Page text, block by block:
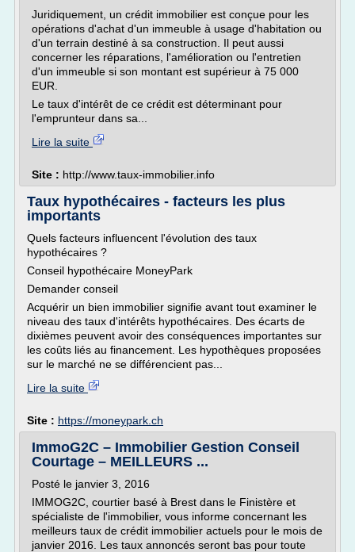
Juridiquement, un crédit immobilier est conçue pour les
opérations d'achat d'un immeuble à usage d'habitation ou
d'un terrain destiné à sa construction. Il peut aussi
concerner les réparations, l'amélioration ou l'entretien
d'un immeuble si son montant est supérieur à 75 000
EUR.
Le taux d'intérêt de ce crédit est déterminant pour
l'emprunteur dans sa...
Lire la suite
Site : http://www.taux-immobilier.info
Taux hypothécaires - facteurs les plus
importants
Quels facteurs influencent l'évolution des taux
hypothécaires ?
Conseil hypothécaire MoneyPark
Demander conseil
Acquérir un bien immobilier signifie avant tout examiner le
niveau des taux d'intérêts hypothécaires. Des écarts de
dixièmes peuvent avoir des conséquences importantes sur
les coûts liés au financement. Les hypothèques proposées
sur le marché ne se différencient pas...
Lire la suite
Site : https://moneypark.ch
ImmoG2C – Immobilier Gestion Conseil
Courtage – MEILLEURS ...
Posté le janvier 3, 2016
IMMOG2C, courtier basé à Brest dans le Finistère et
spécialiste de l'immobilier, vous informe concernant les
meilleurs taux de crédit immobilier actuels pour le mois de
janvier 2016. Les taux annoncés seront bas pour toute